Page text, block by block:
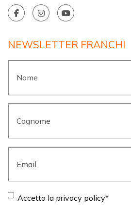
NEWSLETTER FRANCHI
Consent *
Accetto la privacy policy*